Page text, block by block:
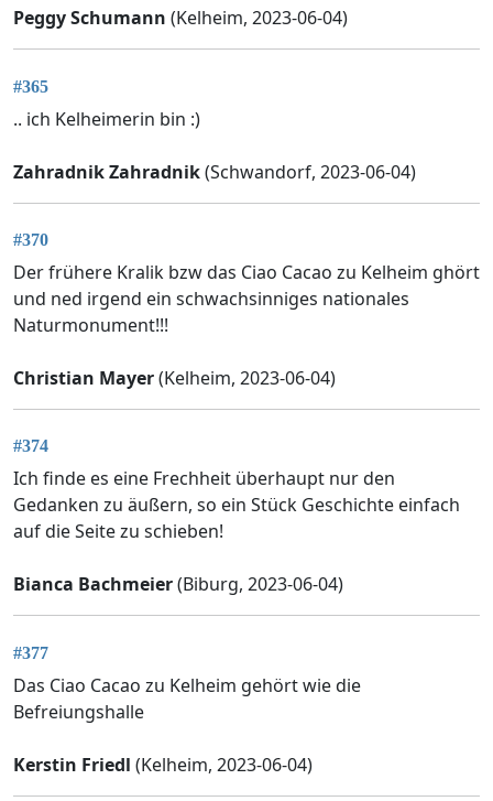
Peggy Schumann (Kelheim, 2023-06-04)
#365
.. ich Kelheimerin bin :)
Zahradnik Zahradnik(Schwandorf, 2023-06-04)
#370
Der frühere Kralik bzw das Ciao Cacao zu Kelheim ghört
und ned irgend ein schwachsinniges nationales
Naturmonument!!!
Christian Mayer(Kelheim, 2023-06-04)
#374
Ich finde es eine Frechheit überhaupt nur den
Gedanken zu äußern, so ein Stück Geschichte einfach
auf die Seite zu schieben!
Bianca Bachmeier(Biburg, 2023-06-04)
#377
Das Ciao Cacao zu Kelheim gehört wie die
Befreiungshalle
Kerstin Friedl (Kelheim, 2023-06-04)